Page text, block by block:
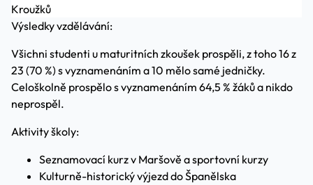
Kroužků
Výsledky vzdělávání:
Všichni studenti u maturitních zkoušek prospěli, z toho 16 z
23 (70 %) s vyznamenáním a 10 mělo samé jedničky.
Celoškolně prospělo s vyznamenáním 64,5 % žáků a nikdo
neprospěl.
Aktivity školy:
Seznamovací kurz v Maršově a sportovní kurzy
Kulturně-historický výjezd do Španělska